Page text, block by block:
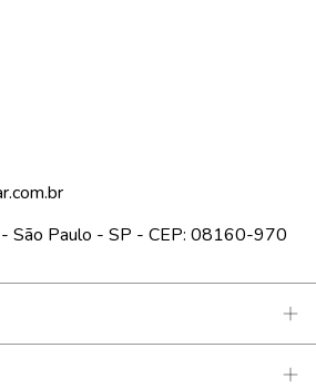
São Paulo - SP - CEP: 08160-970